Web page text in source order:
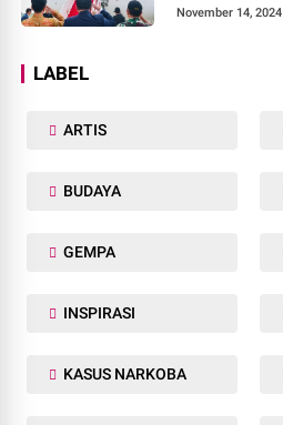
November 14, 2024
LABEL
ARTIS
BUDAYA
GEMPA
INSPIRASI
KASUS NARKOBA